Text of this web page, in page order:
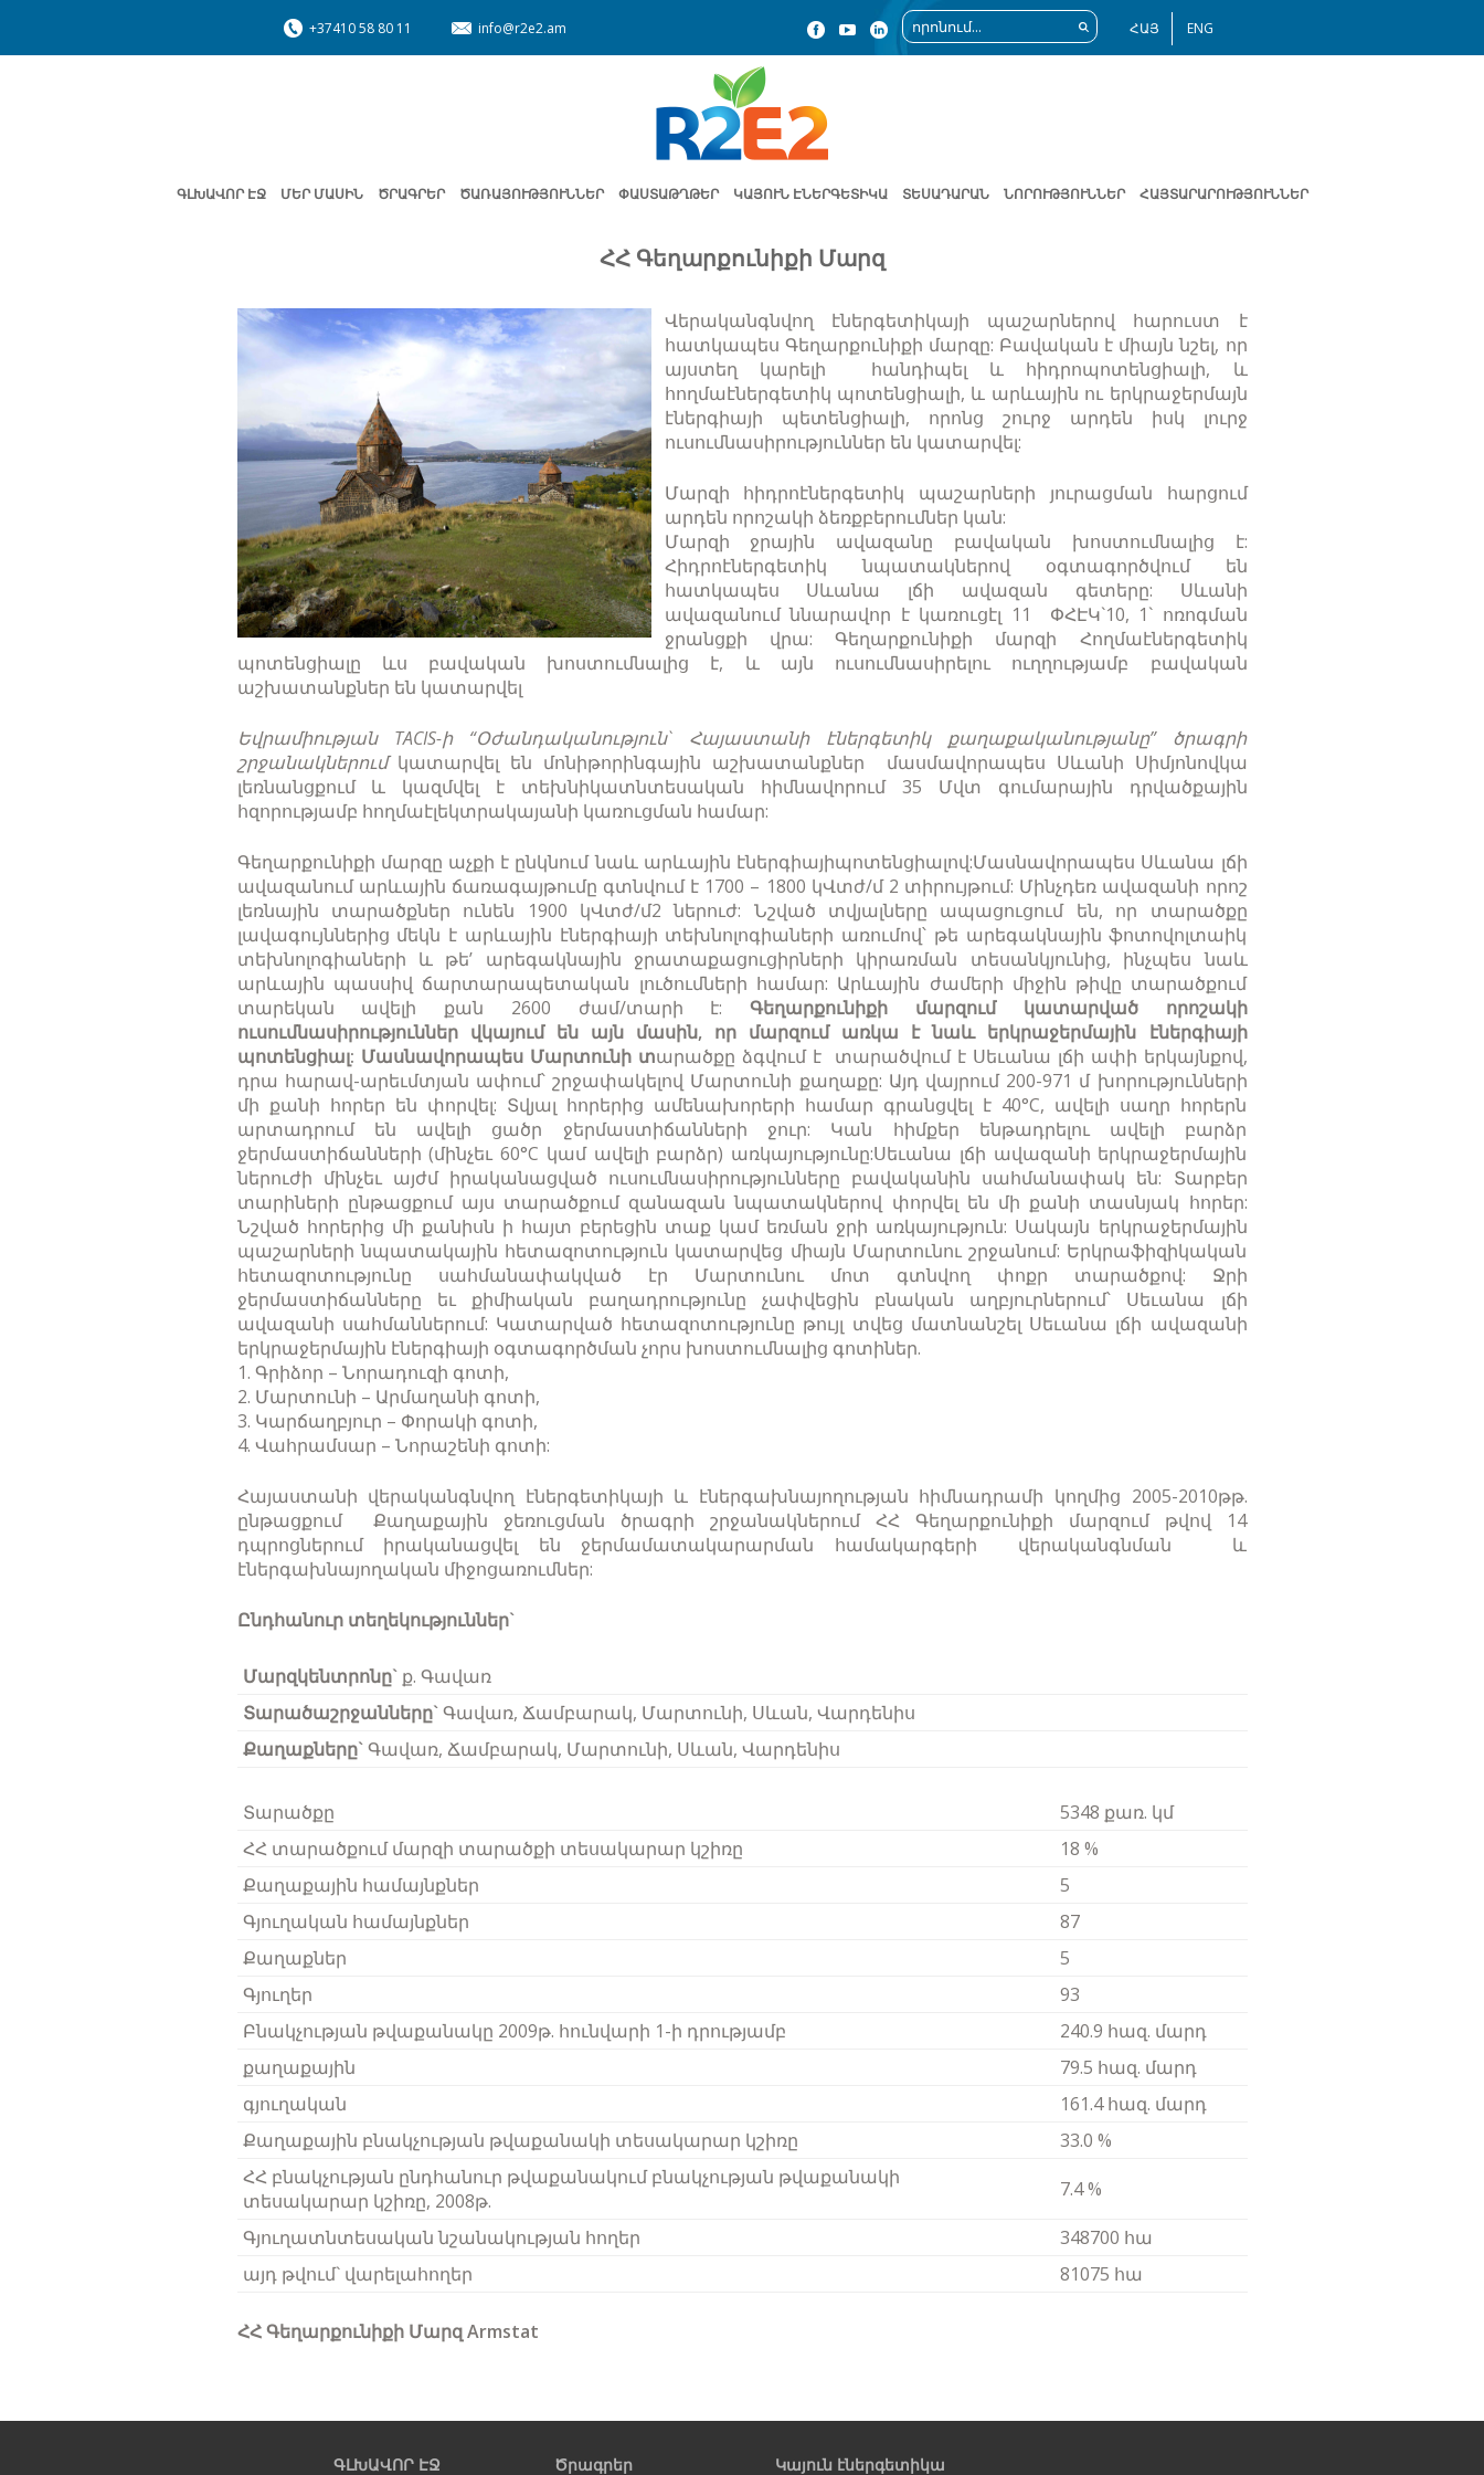
+37410 58 80 11 info@r2e2.am ՀԱՅ ENG
ԳԼԽԱՎՈՐ ԷՋ ՄԵՐ ՄԱՍԻՆ ԾՐԱԳՐԵՐ ԾԱՌԱՅՈՒԹՅՈՒՆՆԵՐ ՓԱՍՏԱԹՂԹԵՐ ԿԱՅՈՒՆ ԷՆԵՐԳԵՏԻԿԱ ՏԵՍԱԴԱՐԱՆ ՆՈՐՈՒԹՅՈՒՆՆԵՐ ՀԱՅՏԱՐԱՐՈՒԹՅՈՒՆՆԵՐ
ՀՀ Գեղարքունիքի Մարզ
Վերականգնվող էներգետիկայի պաշարներով հարուստ է
հատկապես Գեղարքունիքի մարզը: Բավական է միայն նշել, որ
այստեղ կարելի հանդիպել և հիդրոպոտենցիալի, և
հողմաէներգետիկ պոտենցիալի, և արևային ու երկրաջերմայն
էներգիայի պետենցիալի, որոնց շուրջ արդեն իսկ լուրջ
ուսումնասիրություններ են կատարվել:
Մարզի հիդրոէներգետիկ պաշարների յուրացման հարցում
արդեն որոշակի ձեռքբերումներ կան:
Մարզի ջրային ավազանը բավական խոստումնալից է:
Հիդրոէներգետիկ նպատակներով օգտագործվում են
հատկապես Սևանա լճի ավազան գետերը: Սևանի
ավազանում ննարավոր է կառուցէլ 11 ՓՀԷԿ`10, 1` ոռոգման
ջրանցքի վրա: Գեղարքունիքի մարզի Հողմաէներգետիկ
պոտենցիալը ևս բավական խոստումնալից է, և այն ուսումնասիրելու ուղղությամբ բավական
աշխատանքներ են կատարվել
Եվրամիության TACIS-ի “Օժանդականություն` Հայաստանի էներգետիկ քաղաքականությանը” ծրագրի
շրջանակներումկատարվել են մոնիթորինգային աշխատանքներ մասմավորապես Սևանի Սիմյոնովկա
լեռնանցքում և կազմվել է տեխնիկատնտեսական հիմնավորում 35 Մվտ գումարային դրվածքային
հզորությամբ հողմաէլեկտրակայանի կառուցման համար:
Գեղարքունիքի մարզը աչքի է ընկնում նաև արևային էներգիայիպոտենցիալով:Մասնավորապես Սևանա լճի
ավազանում արևային ճառագայթումը գտնվում է 1700 – 1800 կՎտժ/մ 2 տիրույթում: Մինչդեռ ավազանի որոշ
լեռնային տարածքներ ունեն 1900 կՎտժ/մ2 ներուժ: Նշված տվյալները ապացուցում են, որ տարածքը
լավագույններից մեկն է արևային էներգիայի տեխնոլոգիաների առումով՝ թե արեգակնային ֆոտովոլտաիկ
տեխնոլոգիաների և թե’ արեգակնային ջրատաքացուցիրների կիրառման տեսանկյունից, ինչպես նաև
արևային պասսիվ ճարտարապետական լուծումների համար: Արևային ժամերի միջին թիվը տարածքում
տարեկան ավելի քան 2600 ժամ/տարի է:Գեղարքունիքի մարզում կատարված որոշակի
ուսումնասիրություններ վկայում են այն մասին, որ մարզում առկա է նաև երկրաջերմային էներգիայի
պոտենցիալ: Մասնավորապես Մարտունի տարածքը ձգվում է տարածվում է Սեւանա լճի ափի երկայնքով,
դրա հարավ-արեւմտյան ափում՝ շրջափակելով Մարտունի քաղաքը: Այդ վայրում 200-971 մ խորությունների
մի քանի հորեր են փորվել: Տվյալ հորերից ամենախորերի համար գրանցվել է 40°C, ավելի սաղր հորերն
արտադրում են ավելի ցածր ջերմաստիճանների ջուր: Կան հիմքեր ենթադրելու ավելի բարձր
ջերմաստիճանների (մինչեւ 60°C կամ ավելի բարձր) առկայությունը:Սեւանա լճի ավազանի երկրաջերմային
ներուժի մինչեւ այժմ իրականացված ուսումնասիրությունները բավականին սահմանափակ են: Տարբեր
տարիների ընթացքում այս տարածքում զանազան նպատակներով փորվել են մի քանի տասնյակ հորեր:
Նշված հորերից մի քանիսն ի հայտ բերեցին տաք կամ եռման ջրի առկայություն: Սակայն երկրաջերմային
պաշարների նպատակային հետազոտություն կատարվեց միայն Մարտունու շրջանում: Երկրաֆիզիկական
հետազոտությունը սահմանափակված էր Մարտունու մոտ գտնվող փոքր տարածքով: Ջրի
ջերմաստիճանները եւ քիմիական բաղադրությունը չափվեցին բնական աղբյուրներում՝ Սեւանա լճի
ավազանի սահմաններում: Կատարված հետազոտությունը թույլ տվեց մատնանշել Սեւանա լճի ավազանի
երկրաջերմային էներգիայի օգտագործման չորս խոստումնալից գոտիներ.
1. Գրիձոր – Նորադուզի գոտի,
2. Մարտունի – Արմաղանի գոտի,
3. Կարճաղբյուր – Փորակի գոտի,
4. Վահրամսար – Նորաշենի գոտի:
Հայաստանի վերականգնվող էներգետիկայի և էներգախնայողության հիմնադրամի կողմից 2005-2010թթ.
ընթացքում Քաղաքային ջեռուցման ծրագրի շրջանակներում ՀՀ Գեղարքունիքի մարզում թվով 14
դպրոցներում իրականացվել են ջերմամատակարարման համակարգերի վերականգնման և
էներգախնայողական միջոցառումներ:
Ընդհանուր տեղեկություններ`
Մարզկենտրոնը`ք. Գավառ
Տարածաշրջանները`Գավառ, Ճամբարակ, Մարտունի, Սևան, Վարդենիս
Քաղաքները`Գավառ, Ճամբարակ, Մարտունի, Սևան, Վարդենիս
Տարածքը
5348 քառ. կմ
ՀՀ տարածքում մարզի տարածքի տեսակարար կշիռը
18 %
Քաղաքային համայնքներ
5
Գյուղական համայնքներ
87
Քաղաքներ
5
Գյուղեր
93
Բնակչության թվաքանակը 2009թ. հունվարի 1-ի դրությամբ
240.9 հազ. մարդ
քաղաքային
79.5 հազ. մարդ
գյուղական
161.4 հազ. մարդ
Քաղաքային բնակչության թվաքանակի տեսակարար կշիռը
33.0 %
ՀՀ բնակչության ընդհանուր թվաքանակում բնակչության թվաքանակի
տեսակարար կշիռը, 2008թ.
7.4 %
Գյուղատնտեսական նշանակության հողեր
348700 հա
այդ թվում` վարելահողեր
81075 հա
ՀՀ Գեղարքունիքի ՄարզArmstat
ԳԼԽԱՎՈՐ ԷՋ Ծրագրեր Կայուն էներգետիկա